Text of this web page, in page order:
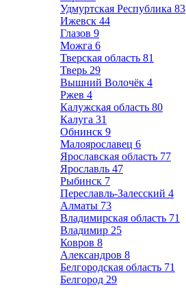
Удмуртская Республика 83
Ижевск 44
Глазов 9
Можга 6
Тверская область 81
Тверь 29
Вышний Волочёк 4
Ржев 4
Калужская область 80
Калуга 31
Обнинск 9
Малоярославец 6
Ярославская область 77
Ярославль 47
Рыбинск 7
Переславль-Залесский 4
Алматы 73
Владимирская область 71
Владимир 25
Ковров 8
Александров 8
Белгородская область 71
Белгород 29